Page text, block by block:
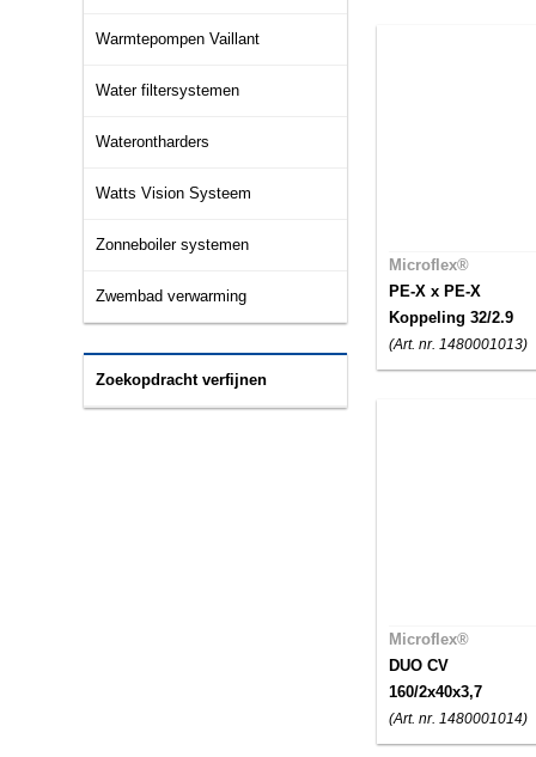
Warmtepompen Vaillant
Water filtersystemen
Waterontharders
Watts Vision Systeem
Zonneboiler systemen
Zwembad verwarming
Zoekopdracht verfijnen
Microflex®
PE-X x PE-X
Koppeling 32/2.9
(Art. nr. 1480001013)
Microflex®
DUO CV
160/2x40x3,7
(Art. nr. 1480001014)